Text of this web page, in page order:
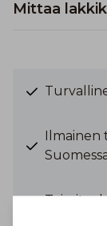
Mittaa
Ilmainen